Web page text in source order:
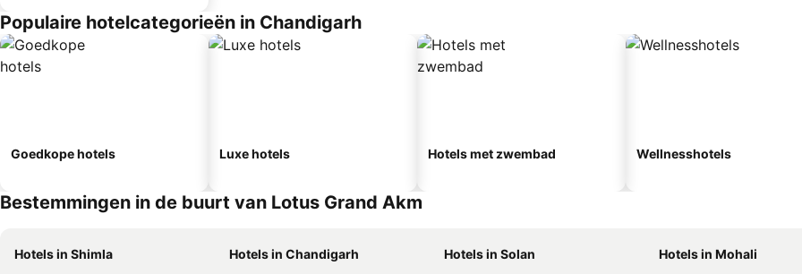
Populaire hotelcategorieën in Chandigarh
Goedkope hotels Luxe hotels Hotels met zwembad Wellnesshotels
Bestemmingen in de buurt van Lotus Grand Akm
Hotels in Shimla Hotels in Chandigarh Hotels in Solan Hotels in Mohali